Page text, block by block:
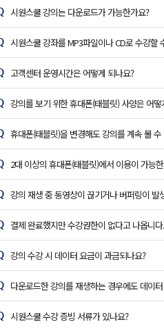
시원스쿨 강의는 다운로드가 가능한가요?
시원스쿨 강좌를 MP3파일이나 CD로 수강할
고객센터 운영시간은 어떻게 되나요?
강의를 보기 위한 휴대폰(태블릿) 사양은 어떻
휴대폰(태블릿)을 변경해도 강의를 계속 볼 수
2대 이상의 휴대폰(태블릿)에서 이용이 가능
강의 재생 중 동영상이 끊기거나 버퍼링이 발
결제 완료했지만 수강권한이 없다고 나옵니다.
강의 수강 시 데이터 요금이 과금되나요?
다운로드한 강의를 재생하는 경우에도 데이
시원스쿨 수강 증빙 서류가 있나요?